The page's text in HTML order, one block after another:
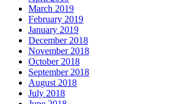
March 2019
February 2019
January 2019
December 2018
November 2018
October 2018
September 2018
August 2018
July 2018